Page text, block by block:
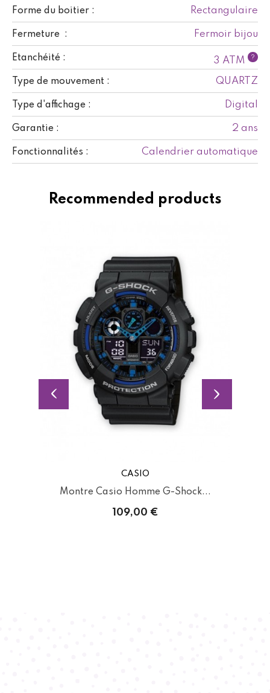
Forme du boitier : Rectangulaire
Fermeture : Fermoir bijou
Etanchéité : 3 ATM ?
Type de mouvement : QUARTZ
Type d'affichage : Digital
Garantie : 2 ans
Fonctionnalités : Calendrier automatique
Recommended products
CASIO
Montre Casio Homme G-Shock...
109,00 €